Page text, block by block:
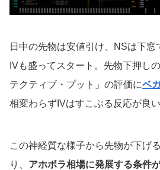
日中の先物は安値引け、NSは下窓
IVも盛ってスタート。先物下押し
テクティブ・プット」の評価にベ
相変わらずIVはすこぶる反応が良い
この神経質な様子から先物が下げ
り、 アホボラ相場に発展する条件